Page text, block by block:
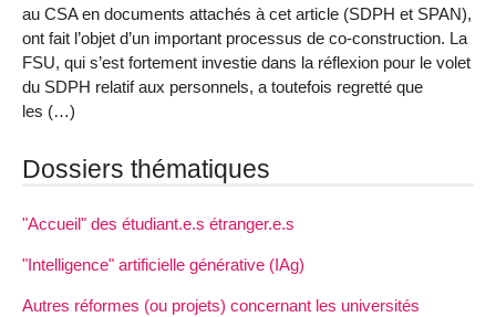
au CSA en documents attachés à cet article (SDPH et SPAN),
ont fait l’objet d’un important processus de co-construction. La
FSU, qui s’est fortement investie dans la réflexion pour le volet
du SDPH relatif aux personnels, a toutefois regretté que
les (…)
Dossiers thématiques
"Accueil" des étudiant.e.s étranger.e.s
"Intelligence" artificielle générative (IAg)
Autres réformes (ou projets) concernant les universités